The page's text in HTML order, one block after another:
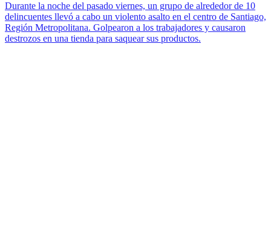
Durante la noche del pasado viernes, un grupo de alrededor de 10
delincuentes llevó a cabo un violento asalto en el centro de Santiago,
Región Metropolitana. Golpearon a los trabajadores y causaron
destrozos en una tienda para saquear sus productos.